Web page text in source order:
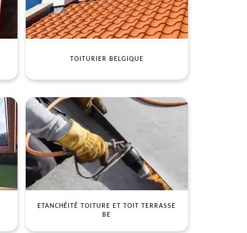
TOITURIER BELGIQUE
ETANCHÉITÉ TOITURE ET TOIT TERRASSE
BE